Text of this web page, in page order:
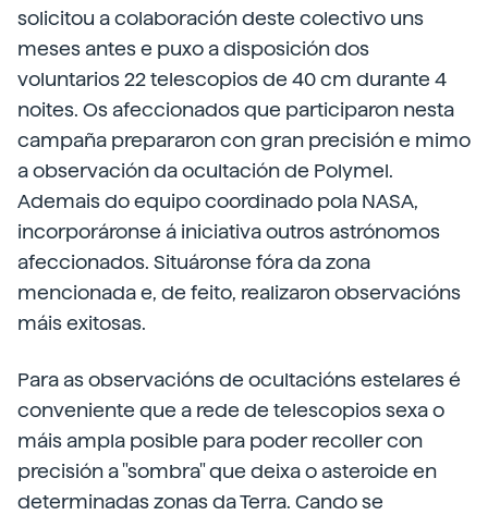
solicitou a colaboración deste colectivo uns
meses antes e puxo a disposición dos
voluntarios 22 telescopios de 40 cm durante 4
noites. Os afeccionados que participaron nesta
campaña prepararon con gran precisión e mimo
a observación da ocultación de Polymel.
Ademais do equipo coordinado pola NASA,
incorporáronse á iniciativa outros astrónomos
afeccionados. Situáronse fóra da zona
mencionada e, de feito, realizaron observacións
máis exitosas.
Para as observacións de ocultacións estelares é
conveniente que a rede de telescopios sexa o
máis ampla posible para poder recoller con
precisión a "sombra" que deixa o asteroide en
determinadas zonas da Terra. Cando se